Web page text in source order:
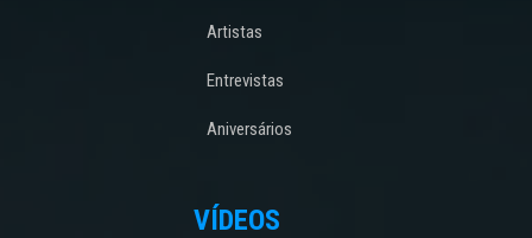
Artistas
Entrevistas
Aniversários
VÍDEOS